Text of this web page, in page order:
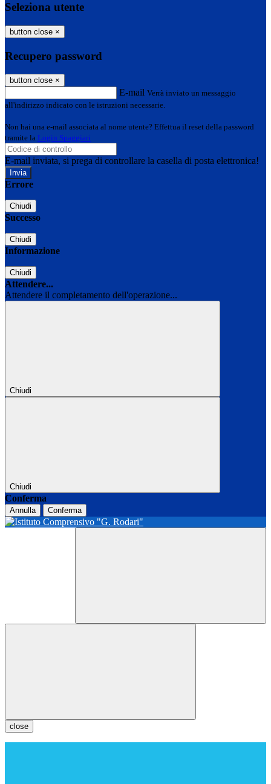
Seleziona utente
button close ×
Recupero password
button close ×
E-mail Verrà inviato un messaggio
all'indirizzo indicato con le istruzioni necessarie.
Non hai una e-mail associata al nome utente? Effettua il reset della password
tramite la Login Spaggiari
E-mail inviata, si prega di controllare la casella di posta elettronica!
Errore
Chiudi
Successo
Chiudi
Informazione
Chiudi
Attendere...
Attendere il completamento dell'operazione...
Chiudi
Chiudi
Conferma
Annulla Conferma
close